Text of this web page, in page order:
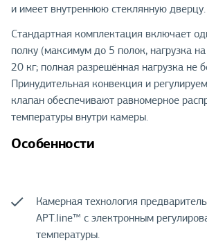
и имеет внутреннюю стеклянную дверцу.
Стандартная комплектация включает
полку (максимум до 5 полок, нагрузка
20 кг; полная разрешённая нагрузка не
Принудительная конвекция и
клапан обеспечивают равномерное
температуры внутри камеры.
Особенности
Камерная технология
APT.line™ с электронным
температуры.